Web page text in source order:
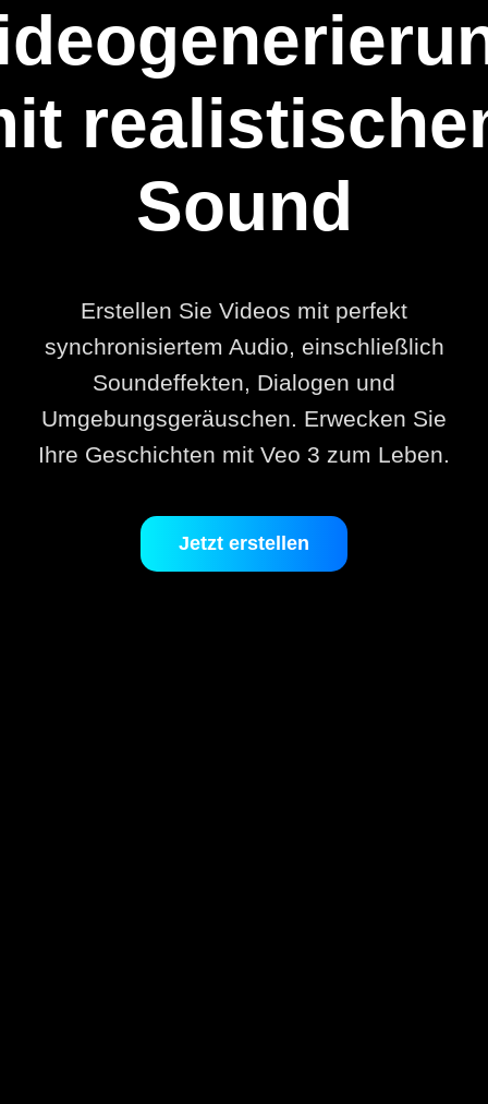
Sound
Erstellen Sie Videos mit perfekt
synchronisiertem Audio, einschließlich
Soundeffekten, Dialogen und
Umgebungsgeräuschen. Erwecken Sie
Ihre Geschichten mit Veo 3 zum Leben.
Jetzt erstellen